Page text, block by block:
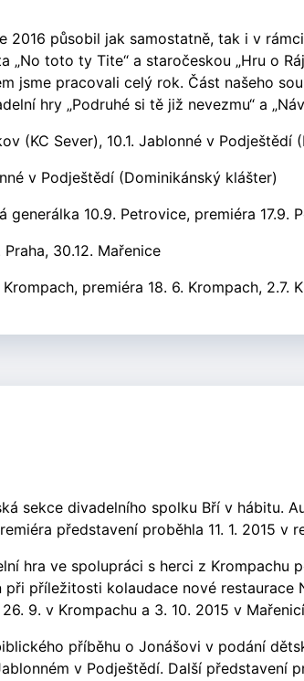
2016 působil jak samostatně, tak i v
toto ty Tite“ a staročeskou „Hru o
jsme pracovali celý rok. Část našeho
hry „Podruhé si tě již nevezmu“ a
(KC Sever), 10.1. Jablonné v Podještědí
v Podještědí (Dominikánský klášter)
generálka 10.9. Petrovice, premiéra
30.12. Mařenice
premiéra 18. 6. Krompach, 2.7.
sekce divadelního spolku Bří v hábitu.
představení proběhla 11. 1. 2015
hra ve spolupráci s herci z
při příležitosti kolaudace nové
9. v Krompachu a 3. 10. 2015 v
příběhu o Jonášovi v podání
v Podještědí. Další představení